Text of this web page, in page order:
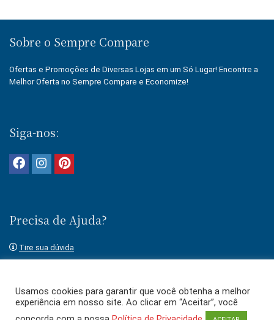
Sobre o Sempre Compare
Ofertas e Promoções de Diversas Lojas em um Só Lugar! Encontre a
Melhor Oferta no Sempre Compare e Economize!
Siga-nos:
Precisa de Ajuda?
Tire sua dúvida
Usamos cookies para garantir que você obtenha a melhor
experiência em nosso site. Ao clicar em “Aceitar”, você